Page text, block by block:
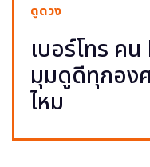
ดูดวง
เบอร์โทร ค
มุมดูดีทุกอง
ไหม